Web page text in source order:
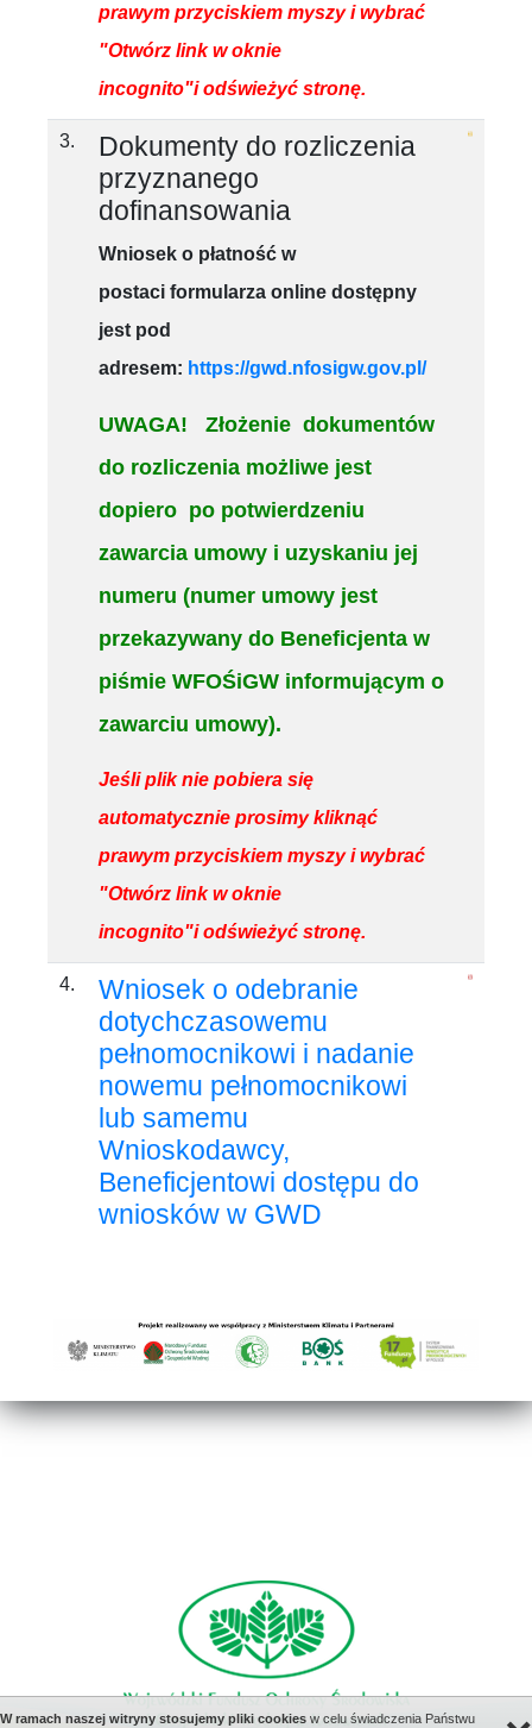
prawym przyciskiem myszy i wybrać
"Otwórz link w oknie
incognito"i odświeżyć stronę.
3.
Dokumenty do rozliczenia
przyznanego
dofinansowania
Wniosek o płatność w
postaciformularza online dostępny
jest pod
adresem: https://gwd.nfosigw.gov.pl/
UWAGA! Złożenie dokumentów
do rozliczenia możliwe jest
dopiero po potwierdzeniu
zawarcia umowy i uzyskaniu jej
numeru (numer umowy jest
przekazywany do Beneficjenta w
piśmie WFOŚiGW informującym o
zawarciu umowy).
Jeśli plik nie pobiera się
automatycznie prosimy kliknąć
prawym przyciskiem myszy i wybrać
"Otwórz link w oknie
incognito"i odświeżyć stronę.
4.
Wniosek o odebranie
dotychczasowemu
pełnomocnikowi i nadanie
nowemu pełnomocnikowi
lub samemu
Wnioskodawcy,
Beneficjentowi dostępu do
wniosków w GWD
W ramach naszej witryny stosujemy pliki cookies w celu świadczenia Państwu